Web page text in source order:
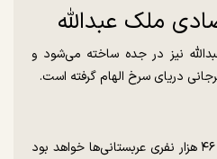
ملک عبدالله
نیز در جده ساخته می‌شود و
دریای سرخ الهام گرفته است.
«ورزشگاه روشن» دیگر ورزشگاه ۴۶ هزار نفری عربستانی‌ها خواهد بود